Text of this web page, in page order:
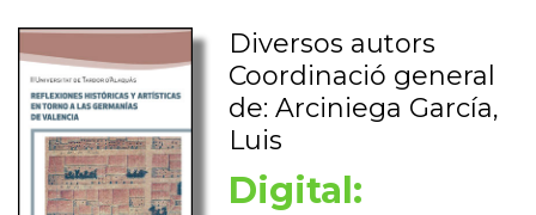
Diversos autors
Coordinació general
de: Arciniega García,
Luis
Digital: